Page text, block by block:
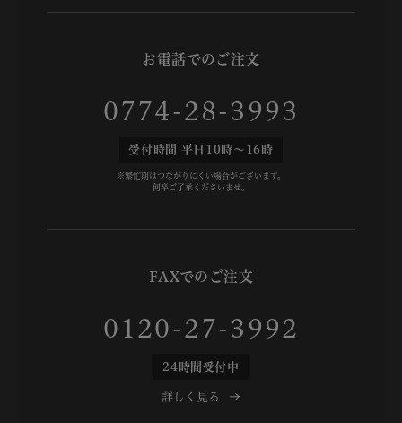
お電話でのご注文
0774-28-3993
受付時間 平日10時～16時
※繁忙期はつながりにくい場合がございます。
何卒ご了承くださいませ。
FAXでのご注文
0120-27-3992
24時間受付中
詳しく見る